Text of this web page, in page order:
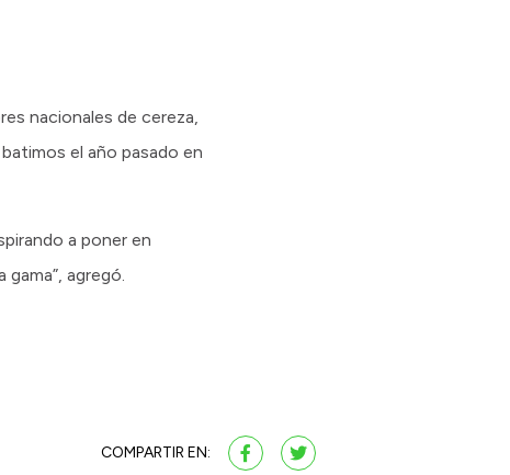
nacionales de cereza,
el año pasado en
a poner en
agregó.
COMPARTIR EN: